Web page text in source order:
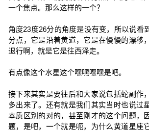
一个焦点。那么这样的一个？
角度23度26分的角度是没有变，所以说看
分点，它是沿着黄道，它是在慢慢的漂移
退行啊，就是它是往西泽走。
有点像这个水星这个嘿嘿嘿嘿是吧。
接下来其实是要往后和大家说包括蛇副作
多出来了。还有就是我们其实当时也说过
本质区别的对的，甚至刚才的这个问题，
题，是吧，一个就是呃，为什么黄道星座